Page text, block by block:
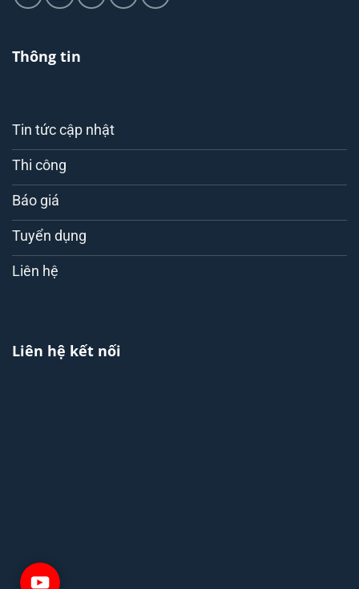
Thông tin
Tin tức cập nhật
Thi công
Báo giá
Tuyển dụng
Liên hệ
Liên hệ kết nối